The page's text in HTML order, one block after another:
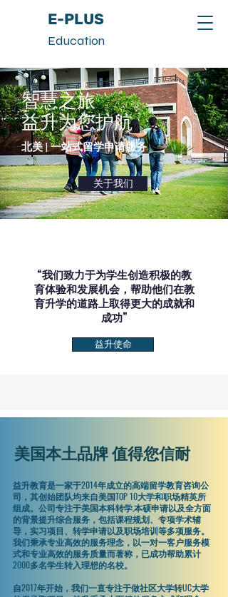
E-PLUS
Education
智慧之旅
益升为您护航
​北美 | 一站式留学申请服务
关于我们
“我们致力于为学生创造积极的教
育体验和发展机会，帮助他们在教
育升学的道路上取得更大的成就和
成功”
益升使命
美国本土品牌 ​值得您信耐
​​益升教育是一家于2014年成立的高端留学教育咨询公
司，其创始团队均来自美国TOP 10大学和职场精英所
组成。公司专注于美国本科转学,本硕申请以及全方面
的背景提升综合服务，包括课程规划、专项学术辅
导，实习项目、转学申请以及职场培训等多项服务。
我们秉承专业高效的服务理念，以一对一客户服务模
式和专业高效的服务质量而著称，已成功帮助累计
2000多名学生转入理想的名校。
自2017年开始，我们一直专注于做社区大学转UC大学